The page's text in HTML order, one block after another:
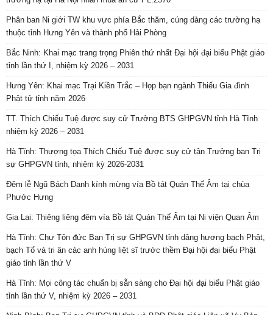
Phân ban Ni giới TW khu vực phía Bắc thăm, cúng dàng các trường hạ
thuộc tỉnh Hưng Yên và thành phố Hải Phòng
Bắc Ninh: Khai mạc trang trọng Phiên thứ nhất Đại hội đại biểu Phật giáo
tỉnh lần thứ I, nhiệm kỳ 2026 – 2031
Hưng Yên: Khai mạc Trại Kiền Trắc – Họp bạn ngành Thiếu Gia đình
Phật tử tỉnh năm 2026
TT. Thích Chiếu Tuệ được suy cử Trưởng BTS GHPGVN tỉnh Hà Tĩnh
nhiệm kỳ 2026 – 2031
Hà Tĩnh: Thượng tọa Thích Chiếu Tuệ được suy cử tân Trưởng ban Trị
sự GHPGVN tỉnh, nhiệm kỳ 2026-2031
Đêm lễ Ngũ Bách Danh kính mừng vía Bồ tát Quán Thế Âm tại chùa
Phước Hưng
Gia Lai: Thiêng liêng đêm vía Bồ tát Quán Thế Âm tại Ni viện Quan Âm
Hà Tĩnh: Chư Tôn đức Ban Trị sự GHPGVN tỉnh dâng hương bạch Phật,
bạch Tổ và tri ân các anh hùng liệt sĩ trước thềm Đại hội đại biểu Phật
giáo tỉnh lần thứ V
Hà Tĩnh: Mọi công tác chuẩn bị sẵn sàng cho Đại hội đại biểu Phật giáo
tỉnh lần thứ V, nhiệm kỳ 2026 – 2031